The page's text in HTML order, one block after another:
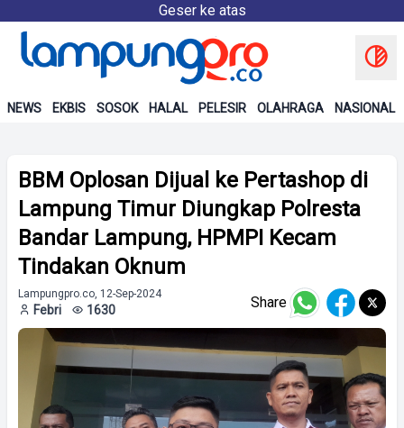
Geser ke atas
NEWS EKBIS SOSOK HALAL PELESIR OLAHRAGA NASIONAL
BBM Oplosan Dijual ke Pertashop di
Lampung Timur Diungkap Polresta
Bandar Lampung, HPMPI Kecam
Tindakan Oknum
Lampungpro.co, 12-Sep-2024
Febri 1630 Share